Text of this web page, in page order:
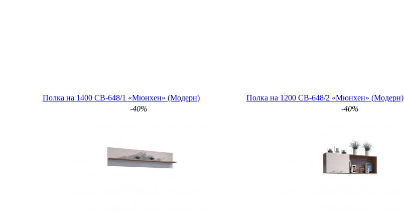
Полка на 1400 СВ-648/1 «Мюнхен» (Модерн)
-40%
Полка на 1200 СВ-648/2 «Мюнхен» (Модерн)
-40%